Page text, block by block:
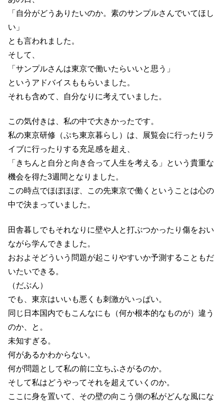
「自分がどうありたいのか。素のサンプルさんでいてほし
い」
とも言われました。
そして、
「サンプルさんは東京で働いたらいいと思う」
というアドバイスももらいました。
それも含めて、自分なりに考えていました。
この気付きは、私の中で大きかったです。
私の東京研修（ぷち東京暮らし）は、展覧会に行ったりラ
イブに行ったりする充足感を超え、
「きちんと自分と向き合って人生を考える」という貴重な
機会を得た3週間となりました。
この時点でほぼほぼ、この先東京で働くということは心の
中で決まっていました。
田舎暮しでもそれなりに壁や人と打ぶつかったり傷をおい
ながら学んできました。
おおよそどういう問題が起こりやすいか予測することもだ
いたいできる。
（だぶん）
でも、東京はいいも悪くも刺激がいっぱい。
同じ日本国内でもこんなにも（何か根本的なものが）違う
のか、と。
未知すぎる。
何があるかわからない。
何が問題として私の前に立ちふさがるのか。
そして私はどうやってそれを超えていくのか。
ここに身を置いて、その壁の向こう側の私がどんな風にな